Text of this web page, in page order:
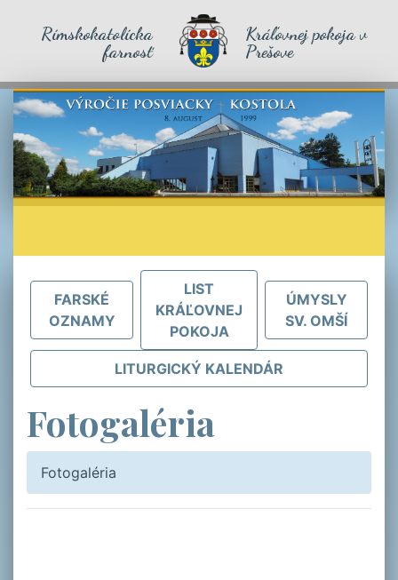
Rímskokatolícka
farnosť
Kráľovnej pokoja v
Prešove
FARSKÉ
OZNAMY
LIST
KRÁĽOVNEJ
POKOJA
ÚMYSLY
SV. OMŠÍ
LITURGICKÝ KALENDÁR
Fotogaléria
Fotogaléria